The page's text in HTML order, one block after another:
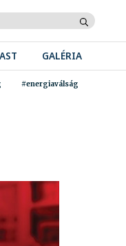
GALÉRIA
#energiaválság